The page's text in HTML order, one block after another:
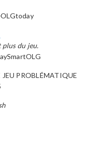
plus du jeu.
JEU PROBLÉMATIQUE